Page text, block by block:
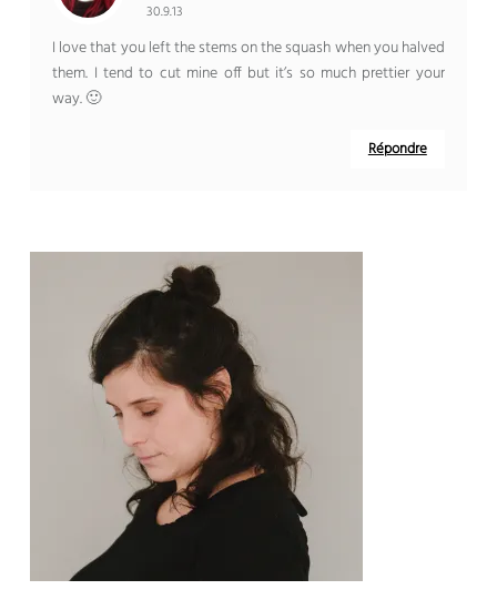
30.9.13
I love that you left the stems on the squash when you halved
them. I tend to cut mine off but it’s so much prettier your
way. 🙂
Répondre